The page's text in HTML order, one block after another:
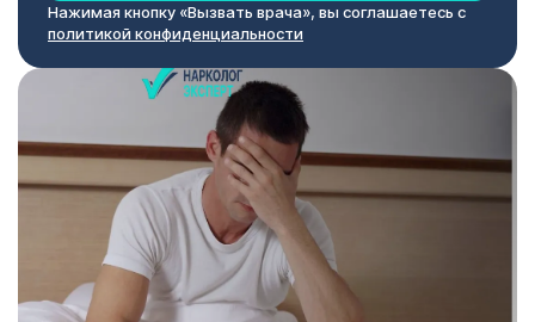
Нажимая кнопку «Вызвать врача», вы соглашаетесь с
политикой конфиденциальности